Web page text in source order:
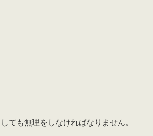
ても無理をしなければなりません。